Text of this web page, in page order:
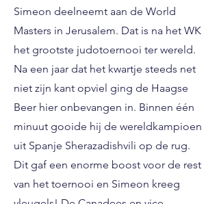
Simeon deelneemt aan de World
Masters in Jerusalem. Dat is na het WK
het grootste judotoernooi ter wereld.
Na een jaar dat het kwartje steeds net
niet zijn kant opviel ging de Haagse
Beer hier onbevangen in. Binnen één
minuut gooide hij de wereldkampioen
uit Spanje Sherazadishvili op de rug.
Dit gaf een enorme boost voor de rest
van het toernooi en Simeon kreeg